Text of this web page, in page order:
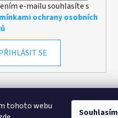
tohoto webu
Souhlasím
e-mailu souhlasíte s
ochrany osobních
SE